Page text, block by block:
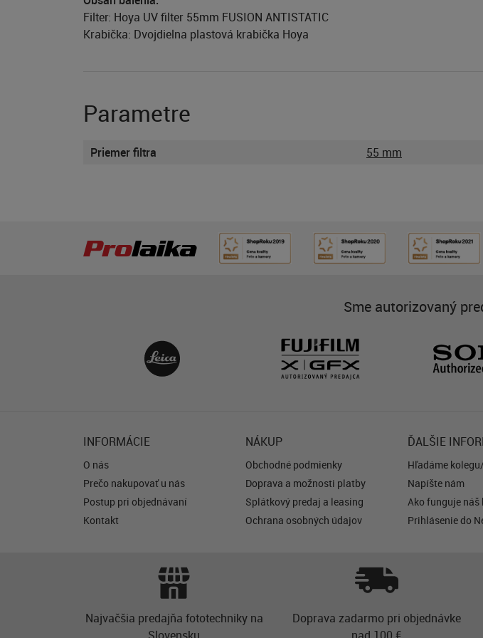
Filter: Hoya UV filter 55mm FUSION ANTISTATIC
Krabička: Dvojdielna plastová krabička Hoya
Parametre
Priemer filtra 55 mm
Sme autorizovaný
INFORMÁCIE
O nás
Prečo nakupovať u nás
Postup pri objednávaní
Kontakt
NÁKUP
Obchodné podmienky
Doprava a možnosti platby
Splátkový predaj a leasing
Ochrana osobných údajov
ĎALŠIE
Hľadáme
Napíšte nám
Ako funguje náš
Prihlásenie do
Najvačšia predajňa fototechniky na
Doprava zadarmo pri objednávke